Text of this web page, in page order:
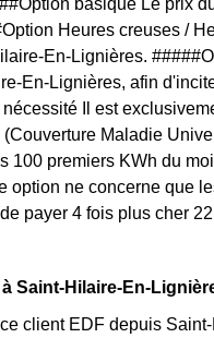
basique Le prix
Heures creuses /
En-Lignières.
En-Lignières, afin
Il est
Maladie
100 premiers KWh du
option ne concerne que
payer 4 fois plus cher
Saint-Hilaire-En-
client EDF depuis